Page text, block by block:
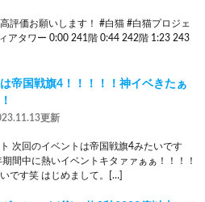
評価お願いします！ #白猫 #白猫プロジェ
アタワー 0:00 241階 0:44 242階 1:23 243
は帝国戦旗4！！！！！神イベきたぁ
更新
次回のイベントは帝国戦旗4みたいです
間中に熱いイベントキタァァぁぁ！！！！
です笑 はじめまして。[…]